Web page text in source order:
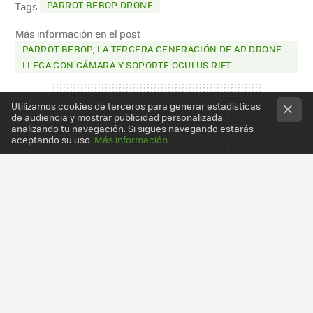
Tags PARROT BEBOP DRONE
Más información en el post
PARROT BEBOP, LA TERCERA GENERACIÓN DE AR DRONE
LLEGA CON CÁMARA Y SOPORTE OCULUS RIFT
Utilizamos cookies de terceros para generar estadísticas
de audiencia y mostrar publicidad personalizada
analizando tu navegación. Si sigues navegando estarás
aceptando su uso. Más información